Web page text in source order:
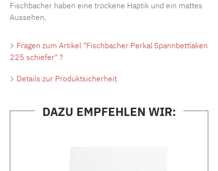
Fischbacher haben eine trockene Haptik und ein mattes
Aussehen.
Fragen zum Artikel "Fischbacher Perkal Spannbettlaken
225 schiefer" ?
Details zur Produktsicherheit
DAZU EMPFEHLEN WIR: